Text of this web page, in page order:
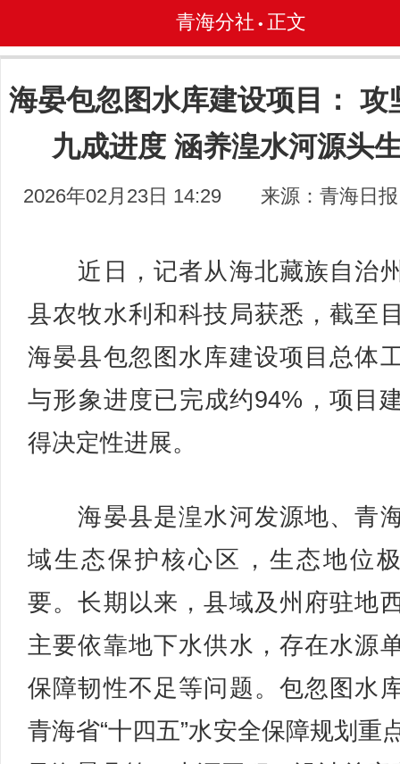
青海分社 • 正文
海晏包忽图水库建设项目： 攻
九成进度 涵养湟水河源头
2026年02月23日 14:29 来源：青海日报
近日，记者从海北藏族自治
县农牧水利和科技局获悉，截至
海晏县包忽图水库建设项目总体
与形象进度已完成约94%，项目
得决定性进展。
海晏县是湟水河发源地、青
域生态保护核心区，生态地位
要。长期以来，县域及州府驻地
主要依靠地下水供水，存在水源
保障韧性不足等问题。包忽图水
青海省“十四五”水安全保障规划重